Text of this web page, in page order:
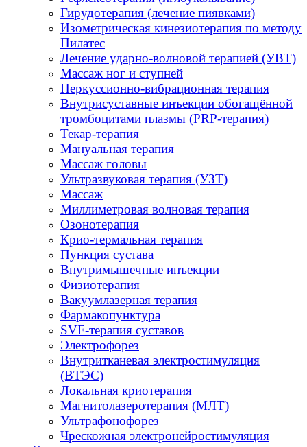
Гирудотерапия (лечение пиявками)
Изометрическая кинезиотерапия по методу
Пилатес
Лечение ударно-волновой терапией (УВТ)
Массаж ног и ступней
Перкуссионно-вибрационная терапия
Внутрисуставные инъекции обогащённой
тромбоцитами плазмы (PRP-терапия)
Текар-терапия
Мануальная терапия
Массаж головы
Ультразвуковая терапия (УЗТ)
Массаж
Миллиметровая волновая терапия
Озонотерапия
Крио-термальная терапия
Пункция сустава
Внутримышечные инъекции
Физиотерапия
Вакуумлазерная терапия
Фармакопунктура
SVF-терапия суставов
Электрофорез
Внутритканевая электростимуляция
(ВТЭС)
Локальная криотерапия
Магнитолазеротерапия (МЛТ)
Ультрафонофорез
Чрескожная электронейростимуляция